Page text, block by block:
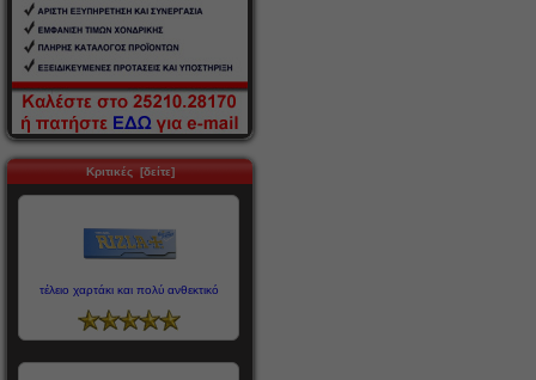
Κριτικές [δείτε]
τέλειο χαρτάκι και πολύ ανθεκτικό